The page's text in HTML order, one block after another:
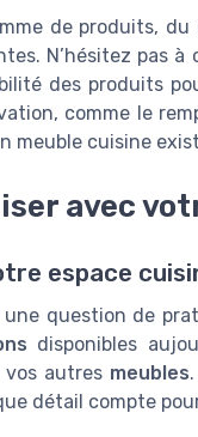
de produits,
N’hésitez pas à
des produits
comme le
meuble cuisine
avec
espace
question de
disponibles
autres meubles
détail compte